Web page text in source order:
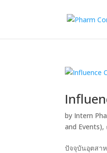
by Intern
and Events),
ปัจจุบันอุตสา